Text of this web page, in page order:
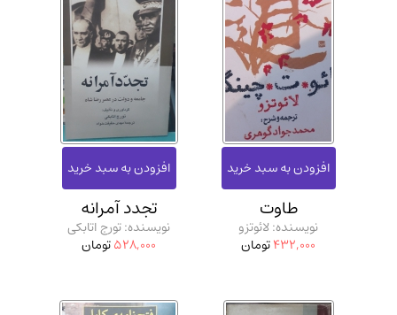
طاوت
نویسنده: لائوتزو
432,000تومان
تجدد آمرانه
نویسنده: تورج اتابکی
528,000تومان